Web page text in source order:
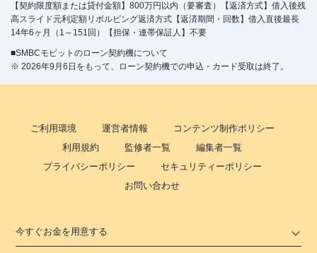
【契約限度額または貸付金額】800万円以内（要審査）【返済方式】借入後残
高スライド元利定額リボルビング返済方式【返済期間・回数】借入直後最長
14年6ヶ月（1～151回）【担保・連帯保証人】不要
■SMBCモビットのローン契約機について
※ 2026年9月6日をもって、ローン契約機での申込・カード受取は終了。
ご利用環境 運営者情報
コンテンツ制作ポリシー
利用規約
監修者一覧
編集者一覧
プライバシーポリシー
セキュリティーポリシー
お問い合わせ
今すぐお金を用意する